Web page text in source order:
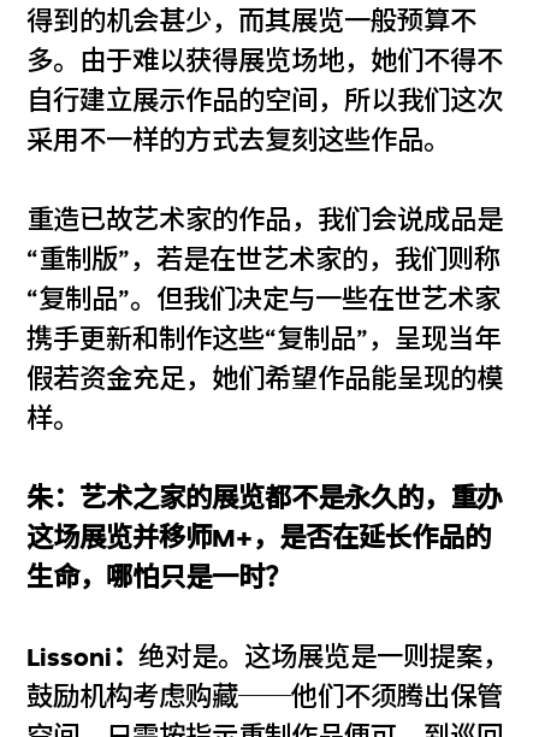
得到的机会甚少，而其展览一般预算不
多。由于难以获得展览场地，她们不得不
自行建立展示作品的空间，所以我们这次
采用不一样的方式去复刻这些作品。
重造已故艺术家的作品，我们会说成品是
“重制版”，若是在世艺术家的，我们则称
“复制品”。但我们决定与一些在世艺术家
携手更新和制作这些“复制品”，呈现当年
假若资金充足，她们希望作品能呈现的模
样。
朱：艺术之家的展览都不是永久的，重办
这场展览并移师M+，是否在延长作品的
生命，哪怕只是一时？
Lissoni：绝对是。这场展览是一则提案，
鼓励机构考虑购藏──他们不须腾出保管